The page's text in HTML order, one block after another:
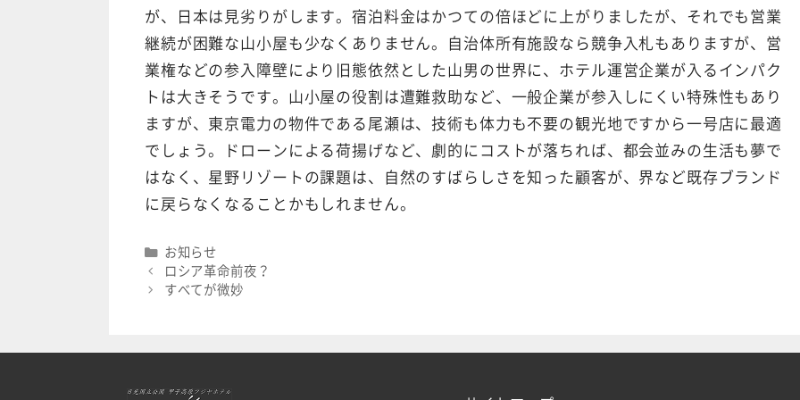
が、日本は見劣りがします。宿泊料金はかつての倍ほどに上がりましたが、それでも営業
継続が困難な山小屋も少なくありません。自治体所有施設なら競争入札もありますが、営
業権などの参入障壁により旧態依然とした山男の世界に、ホテル運営企業が入るインパク
トは大きそうです。山小屋の役割は遭難救助など、一般企業が参入しにくい特殊性もあり
ますが、東京電力の物件である尾瀬は、技術も体力も不要の観光地ですから一号店に最適
でしょう。ドローンによる荷揚げなど、劇的にコストが落ちれば、都会並みの生活も夢で
はなく、星野リゾートの課題は、自然のすばらしさを知った顧客が、界など既存ブランド
に戻らなくなることかもしれません。
Categories
お知らせ
ロシア革命前夜？
すべてが微妙